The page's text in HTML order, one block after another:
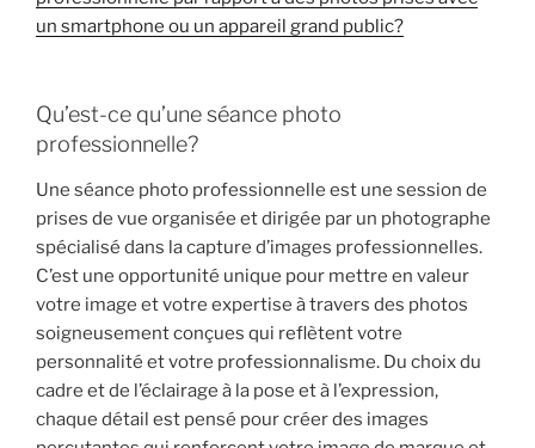
un smartphone ou un appareil grand public?
Qu’est-ce qu’une séance photo
professionnelle?
Une séance photo professionnelle est une session de
prises de vue organisée et dirigée par un photographe
spécialisé dans la capture d’images professionnelles.
C’est une opportunité unique pour mettre en valeur
votre image et votre expertise à travers des photos
soigneusement conçues qui reflètent votre
personnalité et votre professionnalisme. Du choix du
cadre et de l’éclairage à la pose et à l’expression,
chaque détail est pensé pour créer des images